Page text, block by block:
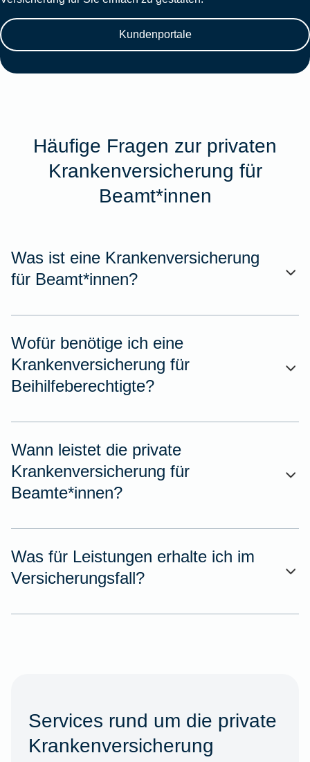
Kundenportale
Häufige Fragen zur privaten
Krankenversicherung für
Beamt*innen
Was ist eine Krankenversicherung
für Beamt*innen?
Wofür benötige ich eine
Krankenversicherung für
Beihilfeberechtigte?
Wann leistet die private
Krankenversicherung für
Beamte*innen?
Was für Leistungen erhalte ich im
Versicherungsfall?
Services rund um die private
Krankenversicherung